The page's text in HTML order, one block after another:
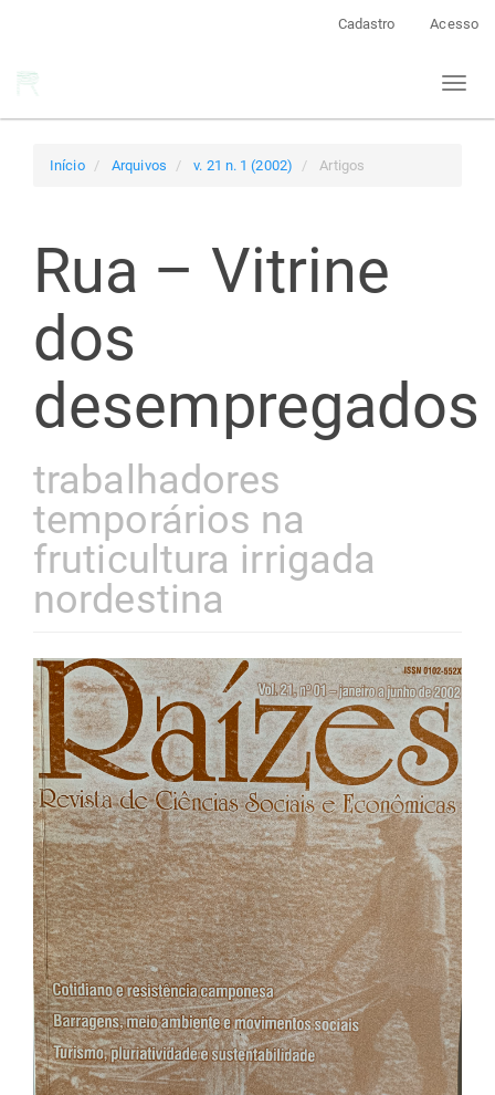
Cadastro Acesso
Toggle
Início Arquivos v. 21 n. 1 (2002) Artigos
Rua – Vitrine
dos
desempregados
trabalhadores
temporários na
fruticultura irrigada
nordestina
Barra
lateral
de
artigos